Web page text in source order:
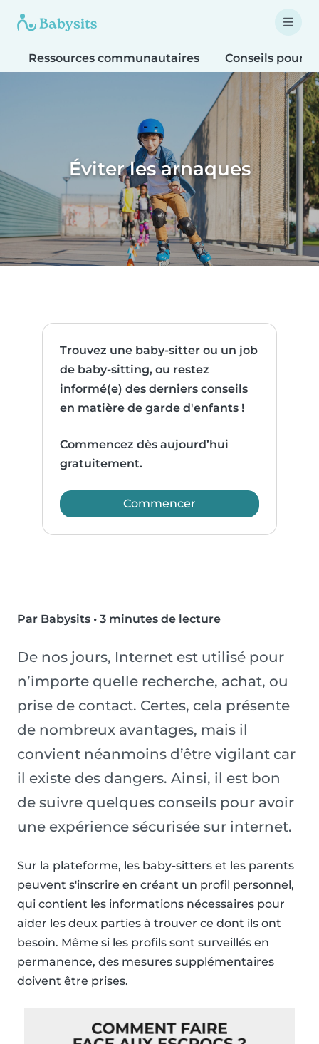
Ressources communautaires Conseils pour
Éviter les arnaques
Trouvez une baby-sitter ou un job
de baby-sitting, ou restez
informé(e) des derniers conseils
en matière de garde d'enfants !
Commencez dès aujourd’hui
gratuitement.
Commencer
Par Babysits • 3 minutes de lecture
De nos jours, Internet est utilisé pour
n’importe quelle recherche, achat, ou
prise de contact. Certes, cela présente
de nombreux avantages, mais il
convient néanmoins d’être vigilant car
il existe des dangers. Ainsi, il est bon
de suivre quelques conseils pour avoir
une expérience sécurisée sur internet.
Sur la plateforme, les baby-sitters et les parents
peuvent s'inscrire en créant un profil personnel,
qui contient les informations nécessaires pour
aider les deux parties à trouver ce dont ils ont
besoin. Même si les profils sont surveillés en
permanence, des mesures supplémentaires
doivent être prises.